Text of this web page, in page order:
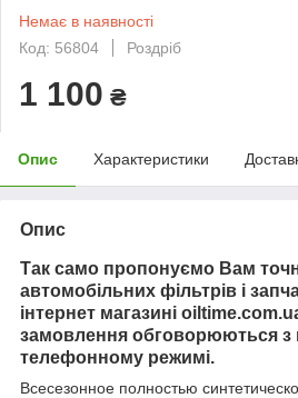
Немає в наявності
Код: 56804
Роздріб
1 100 ₴
Опис Характеристики
Опис
Так само пропонуємо Вам
автомобільних фільтрів і
інтернет магазині
замовлення обговорюються
телефонному режимі.
Всесезонное полностью